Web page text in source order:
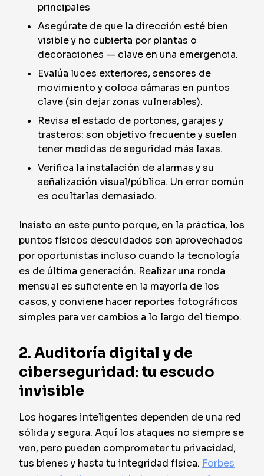
principales
Asegúrate de que la dirección esté bien
visible y no cubierta por plantas o
decoraciones — clave en una emergencia.
Evalúa luces exteriores, sensores de
movimiento y coloca cámaras en puntos
clave (sin dejar zonas vulnerables).
Revisa el estado de portones, garajes y
trasteros: son objetivo frecuente y suelen
tener medidas de seguridad más laxas.
Verifica la instalación de alarmas y su
señalización visual/pública. Un error común
es ocultarlas demasiado.
Insisto en este punto porque, en la práctica, los
puntos físicos descuidados son aprovechados
por oportunistas incluso cuando la tecnología
es de última generación. Realizar una ronda
mensual es suficiente en la mayoría de los
casos, y conviene hacer reportes fotográficos
simples para ver cambios a lo largo del tiempo.
2. Auditoría digital y de
ciberseguridad: tu escudo
invisible
Los hogares inteligentes dependen de una red
sólida y segura. Aquí los ataques no siempre se
ven, pero pueden comprometer tu privacidad,
tus bienes y hasta tu integridad física. Forbes